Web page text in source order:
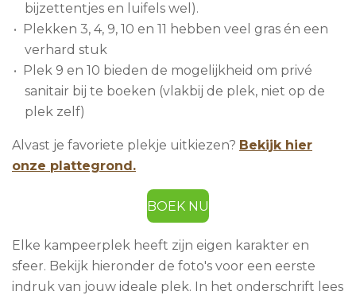
bijzettentjes en luifels wel).
Plekken 3, 4, 9, 10 en 11 hebben veel gras én een
verhard stuk
Plek 9 en 10 bieden de mogelijkheid om privé
sanitair bij te boeken (vlakbij de plek, niet op de
plek zelf)
Alvast je favoriete plekje uitkiezen? Bekijk hier
onze plattegrond.
BOEK NU
Elke kampeerplek heeft zijn eigen karakter en
sfeer. Bekijk hieronder de foto's voor een eerste
indruk van jouw ideale plek. In het onderschrift lees